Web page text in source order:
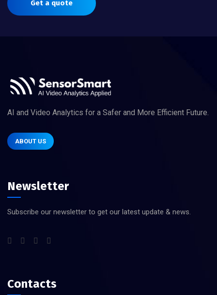
Get a quote
AI and Video Analytics for a Safer and More Efficient Future.
ABOUT US
Newsletter
Subscribe our newsletter to get our latest update & news.
Contacts